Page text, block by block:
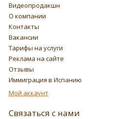
Видеопродакшн
О компании
Контакты
Вакансии
Тарифы на услуги
Реклама на сайте
Отзывы
Иммиграция в Испанию
Мой аккаунт
Связаться с нами